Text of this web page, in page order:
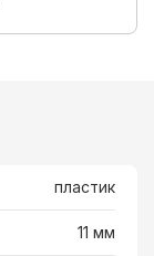
пластик
11 мм